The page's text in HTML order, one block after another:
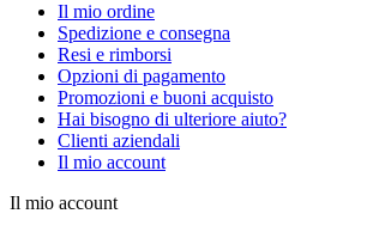
Il mio ordine
Spedizione e consegna
Resi e rimborsi
Opzioni di pagamento
Promozioni e buoni acquisto
Hai bisogno di ulteriore aiuto?
Clienti aziendali
Il mio account
Il mio account